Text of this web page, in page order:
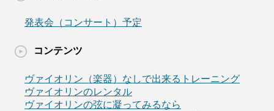
発表会（コンサート）予定
コンテンツ
ヴァイオリン（楽器）なしで出来るトレーニング
ヴァイオリンのレンタル
ヴァイオリンの弦に凝ってみるなら